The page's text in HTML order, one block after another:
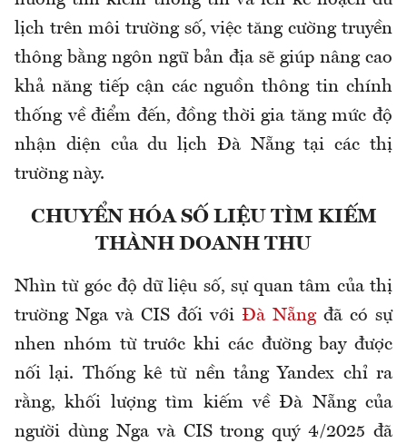
lịch trên môi trường số, việc tăng cường truyền
thông bằng ngôn ngữ bản địa sẽ giúp nâng cao
khả năng tiếp cận các nguồn thông tin chính
thống về điểm đến, đồng thời gia tăng mức độ
nhận diện của du lịch Đà Nẵng tại các thị
trường này.
CHUYỂN HÓA SỐ LIỆU TÌM KIẾM
THÀNH DOANH THU
Nhìn từ góc độ dữ liệu số, sự quan tâm của thị
trường Nga và CIS đối với Đà Nẵngđã có sự
nhen nhóm từ trước khi các đường bay được
nối lại. Thống kê từ nền tảng Yandex chỉ ra
rằng, khối lượng tìm kiếm về Đà Nẵng của
người dùng Nga và CIS trong quý 4/2025 đã